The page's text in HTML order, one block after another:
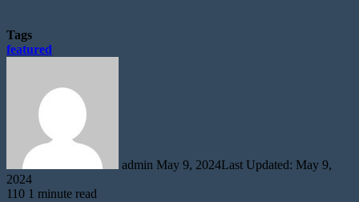
Tags
featured
admin May 9, 2024Last Updated: May 9,
2024
110 1 minute read